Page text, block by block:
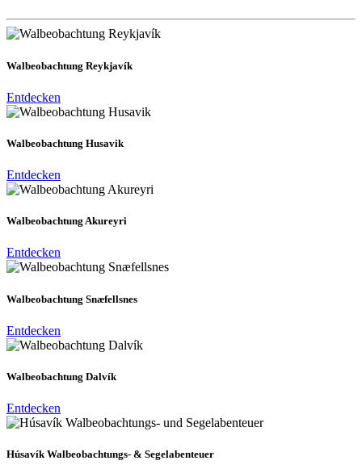
Walbeobachtung Reykjavík
Entdecken
Walbeobachtung Husavik
Entdecken
Walbeobachtung Akureyri
Entdecken
Walbeobachtung Snæfellsnes
Entdecken
Walbeobachtung Dalvík
Entdecken
Húsavík Walbeobachtungs- & Segelabenteuer